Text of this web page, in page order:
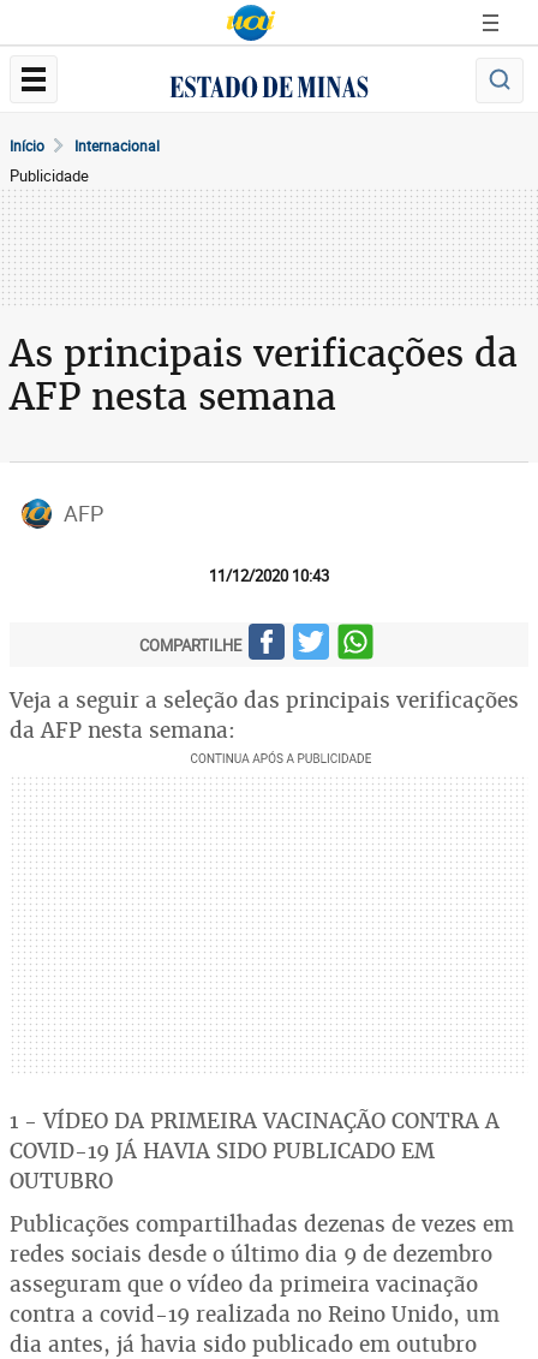
Início Internacional
Publicidade
As principais verificações da
AFP nesta semana
AFP
11/12/2020 10:43
COMPARTILHE
Veja a seguir a seleção das principais verificações
da AFP nesta semana:
1 - VÍDEO DA PRIMEIRA VACINAÇÃO CONTRA A
COVID-19 JÁ HAVIA SIDO PUBLICADO EM
OUTUBRO
Publicações compartilhadas dezenas de vezes em
redes sociais desde o último dia 9 de dezembro
asseguram que o vídeo da primeira vacinação
contra a covid-19 realizada no Reino Unido, um
dia antes, já havia sido publicado em outubro